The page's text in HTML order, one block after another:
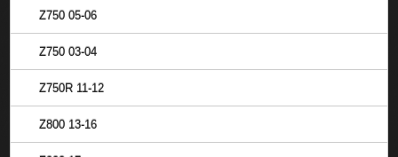
Z750 05-06
Z750 03-04
Z750R 11-12
Z800 13-16